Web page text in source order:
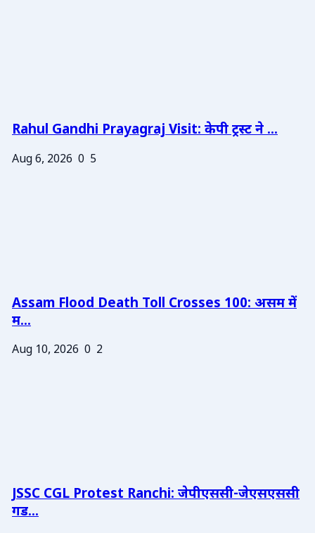
Rahul Gandhi Prayagraj Visit: केपी ट्रस्ट ने ...
Aug 6, 2026 0 5
Assam Flood Death Toll Crosses 100: असम में
म...
Aug 10, 2026 0 2
JSSC CGL Protest Ranchi: जेपीएससी-जेएसएससी
गड...